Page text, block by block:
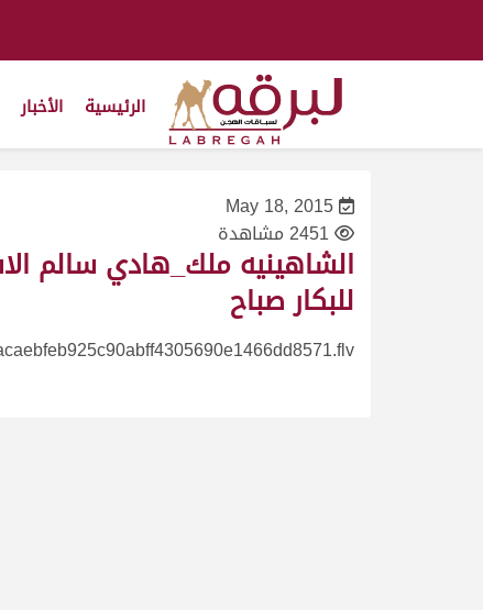
الرئيسية الأخبار
May 18, 2015
2451 مشاهدة
الشاهينيه ملك_هادي سالم
للبكار صباح